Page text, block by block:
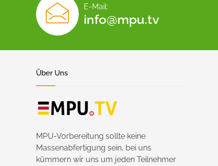
E-Mail:
info@mpu.tv
Über Uns
MPU-Vorbereitung sollte keine
Massenabfertigung sein, bei uns
kümmern wir uns um jeden Teilnehmer